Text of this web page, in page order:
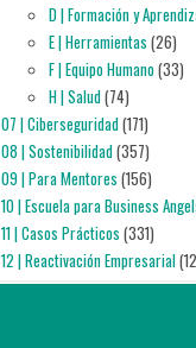
D | Formación y
E | Herramientas (26)
F | Equipo Humano(33)
H | Salud(74)
07 | Ciberseguridad(171)
08 | Sostenibilidad(357)
09 | Para Mentores (156)
10 | Escuela para Business
11 | Casos Prácticos (331)
12 | Reactivación Empresarial